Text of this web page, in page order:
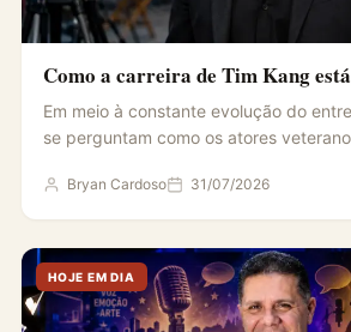
Como a carreira de Tim Kang
Em meio à constante evolução do
se perguntam como os atores
Bryan Cardoso 31/07/2026
HOJE EM DIA